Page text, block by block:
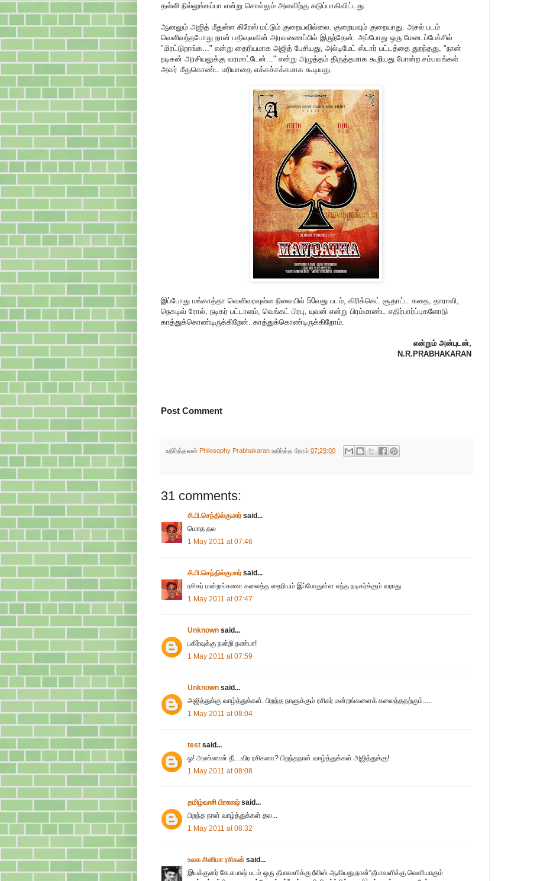
தள்ளி நில்லுங்கப்பா என்று சொல்லும் அளவிற்கு கடுப்பாகிவிட்டது.
ஆனலும் அஜித் மீதுள்ள கிரேஸ் மட்டும் குறையவில்லை. குறையவும் குறையாது. அசல் படம்
வெளிவந்தபோது நான் பதிவுலகின் அரவணைப்பில் இருந்தேன். அப்போது ஒரு மேடைப்பேச்சில்
"மிரட்டுறாங்க..." என்று தைரியமாக அஜித் பேசியது, அல்டிமேட் ஸ்டார் பட்டத்தை துறந்தது, "நான்
நடிகன் அரசியலுக்கு வரமாட்டேன்..." என்று அழுத்தம் திருத்தமாக கூறியது போன்ற சம்பவங்கள்
அவர் மீதுகொண்ட மரியாதை எக்கச்சக்கமாக கூடியது.
இப்போது மங்காத்தா வெளிவரவுள்ள நிலையில் 50வது படம், கிரிக்கெட் சூதாட்ட கதை, தாராவி,
நெகடிவ் ரோல், நடிகர் பட்டாளம், வெங்கட் பிரபு, யுவன் என்று பிரம்மாண்ட எதிர்பார்ப்புகளோடு
காத்துக்கொண்டிருக்கிறேன். காத்துக்கொண்டிருக்கிறோம்.
என்றும் அன்புடன்,
N.R.PRABHAKARAN
Post Comment
உதிர்த்தவன் Philosophy Prabhakaran உதிர்த்த நேரம் 07:29:00
31 comments:
சி.பி.செந்தில்குமார்said...
மொத தல
1 May 2011 at 07:46
சி.பி.செந்தில்குமார்said...
ரசிகர் மன்றங்களை கலைத்த தைரியம் இப்போதுள்ள எந்த நடிகர்க்கும் வராது
1 May 2011 at 07:47
Unknown said...
பகிர்வுக்கு நன்றி நண்பா!
1 May 2011 at 07:59
Unknown said...
அஜித்துக்கு வாழ்த்துக்கள். பிறந்த நாளுக்கும் ரசிகர் மன்றங்களைக் கலைத்ததற்கும்.....
1 May 2011 at 08:04
test said...
ஓ! அண்ணன் தீ....விர ரசிகனா? பிறந்தநாள் வாழ்த்துக்கள் அஜித்துக்கு!
1 May 2011 at 08:08
தமிழ்வாசி பிரகாஷ்said...
பிறந்த நாள் வாழ்த்துக்கள் தல...
1 May 2011 at 08:32
உலக சினிமா ரசிகன் said...
இயக்குனர் கே.சுபாஷ் படம் ஒரு தீபாவளிக்கு ரீலிஸ் ஆகியது.நான்“தீபாவளிக்கு வெளியாகும்